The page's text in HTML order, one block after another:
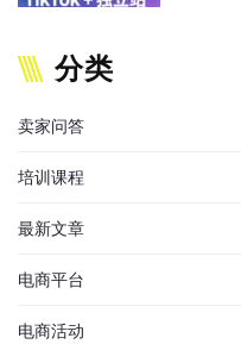
分类
卖家问答
培训课程
最新文章
电商平台
电商活动